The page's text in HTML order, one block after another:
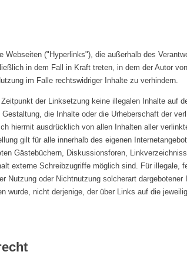
Webseiten ("Hyperlinks"), die außerhalb des
in dem Fall in Kraft treten, in dem der Autor
im Falle rechtswidriger Inhalte zu verhindern.
der Linksetzung keine illegalen Inhalte auf
die Inhalte oder die Urheberschaft der
hiermit ausdrücklich von allen Inhalten aller
gilt für alle innerhalb des eigenen
Gästebüchern, Diskussionsforen,
externe Schreibzugriffe möglich sind. Für illegale,
Nutzung oder Nichtnutzung solcherart
wurde, nicht derjenige, der über Links auf die